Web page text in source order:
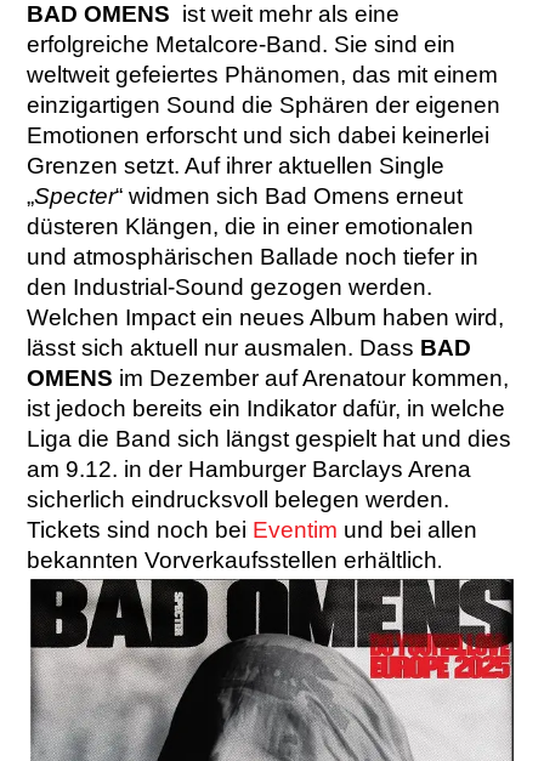
BAD OMENS ist weit mehr als eine
erfolgreiche Metalcore-Band. Sie sind ein
weltweit gefeiertes Phänomen, das mit einem
einzigartigen Sound die Sphären der eigenen
Emotionen erforscht und sich dabei keinerlei
Grenzen setzt. Auf ihrer aktuellen Single
„Specter“ widmen sich Bad Omens erneut
düsteren Klängen, die in einer emotionalen
und atmosphärischen Ballade noch tiefer in
den Industrial-Sound gezogen werden.
Welchen Impact ein neues Album haben wird,
lässt sich aktuell nur ausmalen. Dass BAD
OMENS im Dezember auf Arenatour kommen,
ist jedoch bereits ein Indikator dafür, in welche
Liga die Band sich längst gespielt hat und dies
am 9.12. in der Hamburger Barclays Arena
sicherlich eindrucksvoll belegen werden.
Tickets sind noch bei Eventim und bei allen
bekannten Vorverkaufsstellen erhältlich.